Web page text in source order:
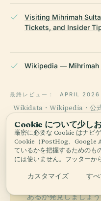
Visiting Mihrimah
Tickets, and Insider
Wikipedia — Mihrimah
最終レビュー： APRIL 2026
Wikidata・Wikipedia・公式
私たち
周辺を探索す
ミフリマー・スルタ
あるか発見しましょ
Cookie について少しお
厳密に必要な Cookie はナビ
Cookie（PostHog、Google
ているかを把握するためのも
には使いません。フッターか
カスタマイズ す